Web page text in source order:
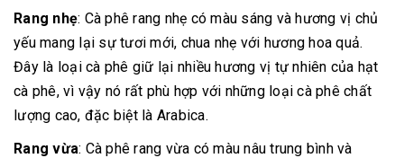
Rang nhẹ: Cà phê rang nhẹ có màu sáng và hương vị chủ
yếu mang lại sự tươi mới, chua nhẹ với hương hoa quả.
Đây là loại cà phê giữ lại nhiều hương vị tự nhiên của hạt
cà phê, vì vậy nó rất phù hợp với những loại cà phê chất
lượng cao, đặc biệt là Arabica.
Rang vừa: Cà phê rang vừa có màu nâu trung bình và